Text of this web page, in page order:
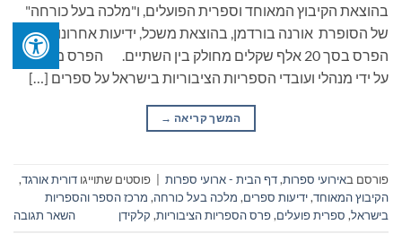
בהוצאת הקיבוץ המאוחד וספרית הפועלים, ו"מלכה בעל כורחה"
של הסופרת אורנה בורדמן, בהוצאת משכל, ידיעות אחרונות.
הפרס בסך 20 אלף שקלים מחולק בין השתיים. הפרס מוענק
על ידי מנהלי ועובדי הספריות הציבוריות בישראל על ספרים […]
המשך קריאה →
פורסם באירועי ספרות,דף הבית - ארועי ספרות פוסטים שתוייגו דורית אורגד,
הקיבוץ המאוחד,ידיעות ספרים, מלכה בעל כורחה, מרכז הספר והספריות
בישראל, ספרית פועלים,פרס הספריות הציבוריות, קלקידן השאר תגובה